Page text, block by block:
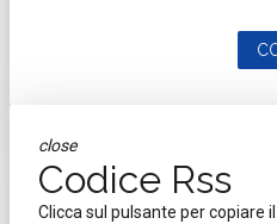
close
Codice Rss
Clicca sul pulsante per copiare